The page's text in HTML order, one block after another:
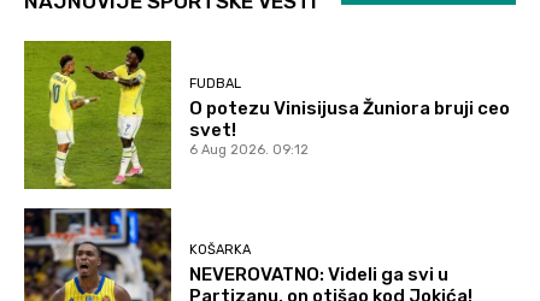
FUDBAL
O potezu Vinisijusa Žuniora bruji ceo
svet!
6 Aug 2026. 09:12
KOŠARKA
NEVEROVATNO: Videli ga svi u
Partizanu, on otišao kod Jokića!